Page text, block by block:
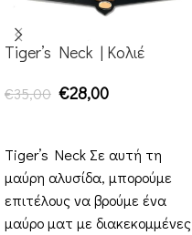
Tiger’s Neck | Κολιέ
€35,00 €28,00
Tiger’s Neck Σε αυτή τη
μαύρη αλυσίδα, μπορούμε
επιτέλους να βρούμε ένα
μαύρο ματ με διακεκομμένες